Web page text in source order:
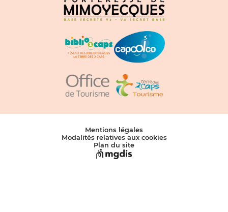
Mentions légales
Modalités relatives aux cookies
Plan du site